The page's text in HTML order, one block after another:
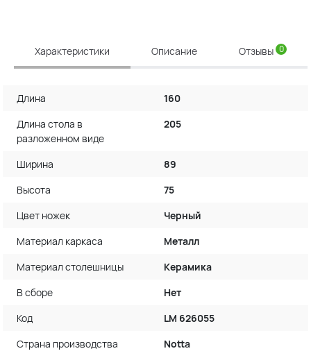
Характеристики Описание Отзывы 0
Длина
160
Длина стола в
разложенном виде
205
Ширина
89
Высота
75
Цвет ножек
Черный
Материал каркаса
Металл
Материал столешницы
Керамика
В сборе
Нет
Код
LM 626055
Страна производства
Notta